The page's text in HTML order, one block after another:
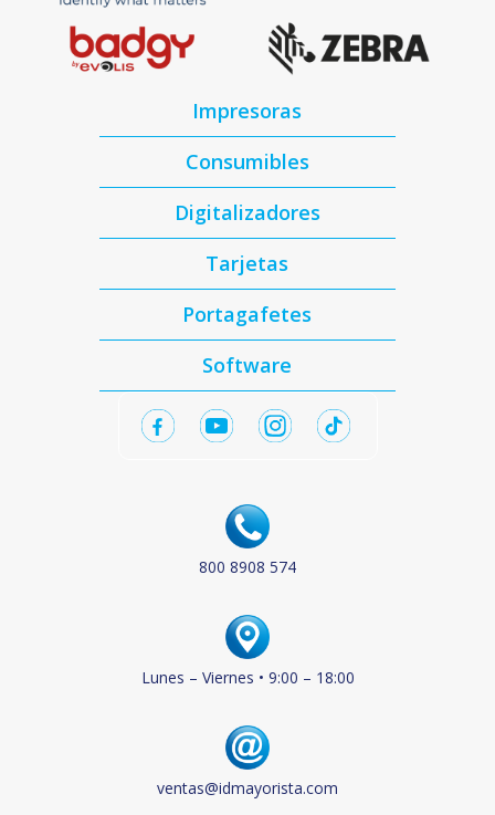
Impresoras
Consumibles
Digitalizadores
Tarjetas
Portagafetes
Software
800 8908 574
Lunes – Viernes • 9:00 – 18:00
ventas@idmayorista.com